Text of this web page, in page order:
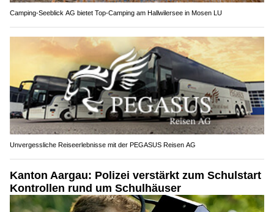
Camping-Seeblick AG bietet Top-Camping am Hallwilersee in Mosen LU
Unvergessliche Reiseerlebnisse mit der PEGASUS Reisen AG
Kanton Aargau: Polizei verstärkt zum Schulstart
Kontrollen rund um Schulhäuser